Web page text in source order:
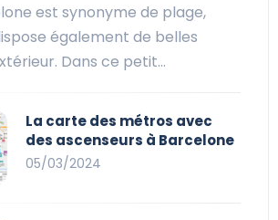
est synonyme de plage,
également de belles
Dans ce petit…
La carte des métros avec
des ascenseurs à Barcelone
05/03/2024